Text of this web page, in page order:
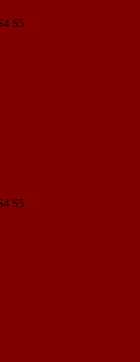
S5
S5